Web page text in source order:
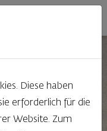
Diese haben
erforderlich für die
Website. Zum